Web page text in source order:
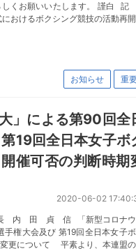
しくお願いいたします。 謹白
けるボクシング競技の活動再
お知らせ
重
」による第90回全
19回全日本女子ボ
催可否の判断時期
2020-06-02
長 内 田 貞 信 「新型コロナ
権大会及び 第19回全日本女子
更について 平素より、本連盟